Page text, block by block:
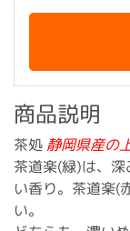
商品説明
茶処 静岡県産の
茶道楽(緑)は、
い香り。茶道楽(
い。